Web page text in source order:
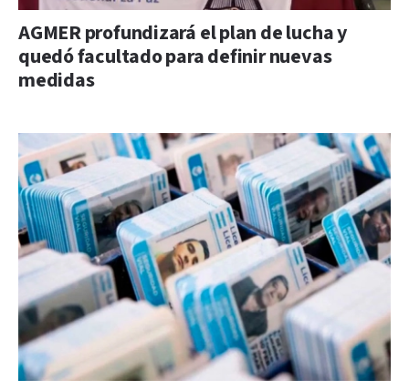
AGMER profundizará el plan de lucha y
quedó facultado para definir nuevas
medidas